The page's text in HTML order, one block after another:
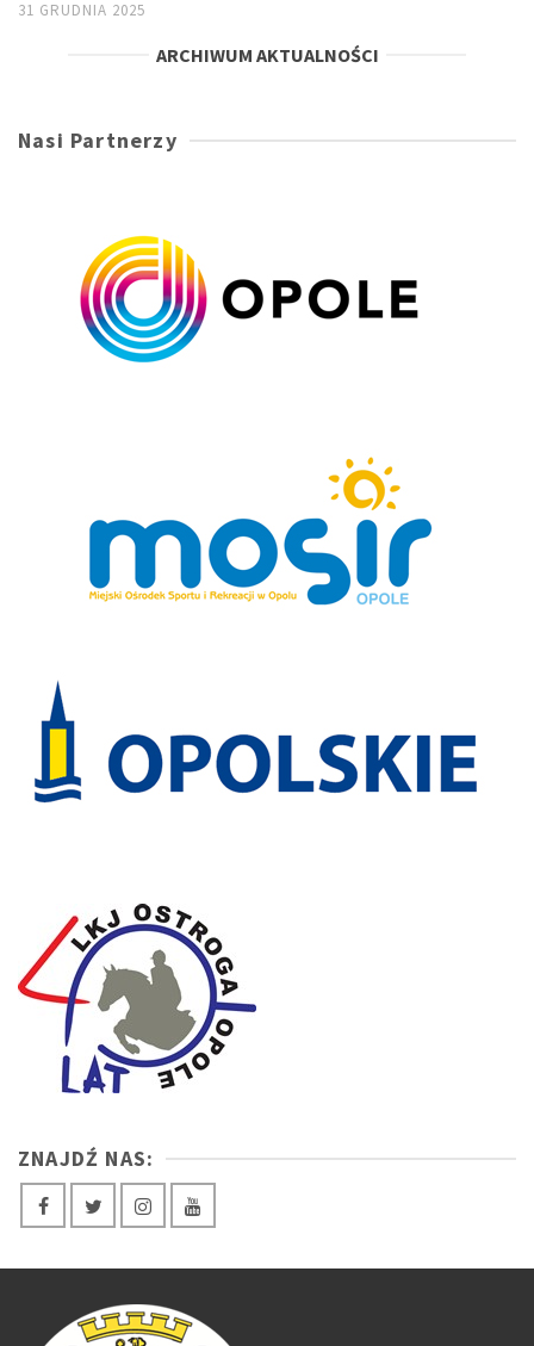
31 GRUDNIA 2025
ARCHIWUM AKTUALNOŚCI
Nasi Partnerzy
ZNAJDŹ NAS: